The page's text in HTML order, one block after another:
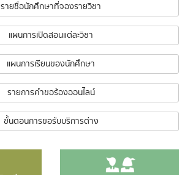
รายชื่อนักศึกษาที่จองรายวิชา
แผนการเปิดสอนแต่ละวิชา
แผนการเรียนของนักศึกษา
รายการคำขอร้องออนไลน์
ขั้นตอนการขอรับบริการต่าง